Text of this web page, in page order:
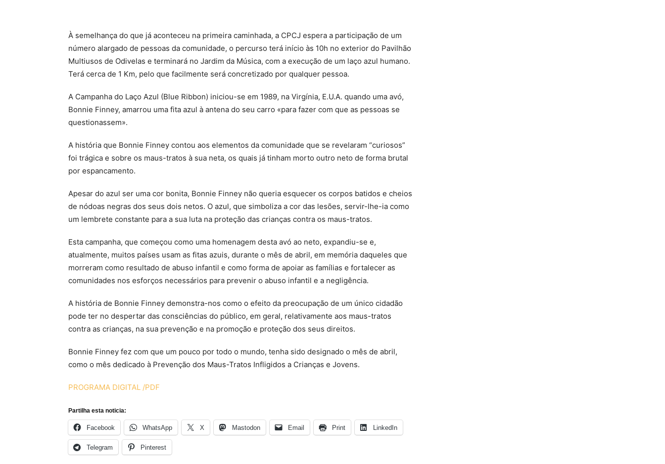
À semelhança do que já aconteceu na primeira caminhada, a CPCJ espera a participação de um
número alargado de pessoas da comunidade, o percurso terá início às 10h no exterior do Pavilhão
Multiusos de Odivelas e terminará no Jardim da Música, com a execução de um laço azul humano.
Terá cerca de 1 Km, pelo que facilmente será concretizado por qualquer pessoa.
A Campanha do Laço Azul (Blue Ribbon) iniciou-se em 1989, na Virgínia, E.U.A. quando uma avó,
Bonnie Finney, amarrou uma fita azul à antena do seu carro «para fazer com que as pessoas se
questionassem».
A história que Bonnie Finney contou aos elementos da comunidade que se revelaram “curiosos”
foi trágica e sobre os maus-tratos à sua neta, os quais já tinham morto outro neto de forma brutal
por espancamento.
Apesar do azul ser uma cor bonita, Bonnie Finney não queria esquecer os corpos batidos e cheios
de nódoas negras dos seus dois netos. O azul, que simboliza a cor das lesões, servir-lhe-ia como
um lembrete constante para a sua luta na proteção das crianças contra os maus-tratos.
Esta campanha, que começou como uma homenagem desta avó ao neto, expandiu-se e,
atualmente, muitos países usam as fitas azuis, durante o mês de abril, em memória daqueles que
morreram como resultado de abuso infantil e como forma de apoiar as famílias e fortalecer as
comunidades nos esforços necessários para prevenir o abuso infantil e a negligência.
A história de Bonnie Finney demonstra-nos como o efeito da preocupação de um único cidadão
pode ter no despertar das consciências do público, em geral, relativamente aos maus-tratos
contra as crianças, na sua prevenção e na promoção e proteção dos seus direitos.
Bonnie Finney fez com que um pouco por todo o mundo, tenha sido designado o mês de abril,
como o mês dedicado à Prevenção dos Maus-Tratos Infligidos a Crianças e Jovens.
PROGRAMA DIGITAL /PDF
Partilha esta noticia:
Facebook WhatsApp X Mastodon Email Print LinkedIn
Telegram Pinterest